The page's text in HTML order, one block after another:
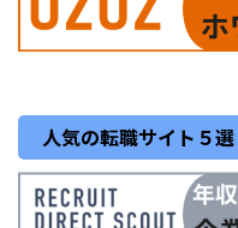
人気の転職サイト５選